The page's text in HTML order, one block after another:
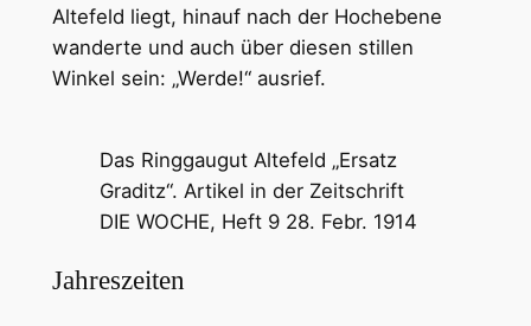
Altefeld liegt, hinauf nach der Hochebene
wanderte und auch über diesen stillen
Winkel sein: „Werde!“ ausrief.
Das Ringgaugut Altefeld „Ersatz
Graditz“. Artikel in der Zeitschrift
DIE WOCHE, Heft 9 28. Febr. 1914
Jahreszeiten